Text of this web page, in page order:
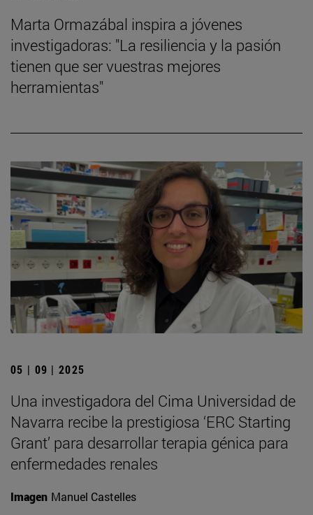
Marta Ormazábal inspira a jóvenes
investigadoras: "La resiliencia y la pasión
tienen que ser vuestras mejores
herramientas"
05 | 09 | 2025
Una investigadora del Cima Universidad de
Navarra recibe la prestigiosa ‘ERC Starting
Grant’ para desarrollar terapia génica para
enfermedades renales
Imagen Manuel Castelles